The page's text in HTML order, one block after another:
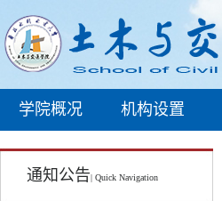
学院概况 机构设置
通知公告| Quick Navigation